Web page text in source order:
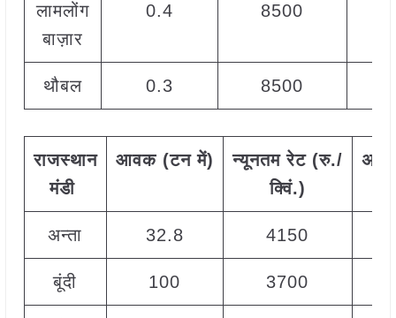
लामलोंग
बाज़ार
0.4 8500
थौबल 0.3 8500
राजस्थान
मंडी
आवक(टन में) न्यूनतम रेट(रु./
क्विं.)
अन्ता 32.8 4150
बूंदी 100 3700